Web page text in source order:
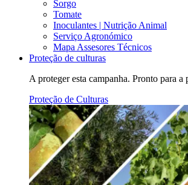
Sorgo
Tomate
Inoculantes | Nutrição Animal
Serviço Agronómico
Mapa Assesores Técnicos
Proteção de culturas
A proteger esta campanha. Pronto para a
Proteção de Culturas